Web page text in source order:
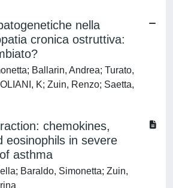
nella
cronica ostruttiva:
Ballarin, Andrea; Turato,
K; Zuin, Renzo; Saetta,
chemokines,
eosinophils in severe
asthma
Baraldo, Simonetta; Zuin,